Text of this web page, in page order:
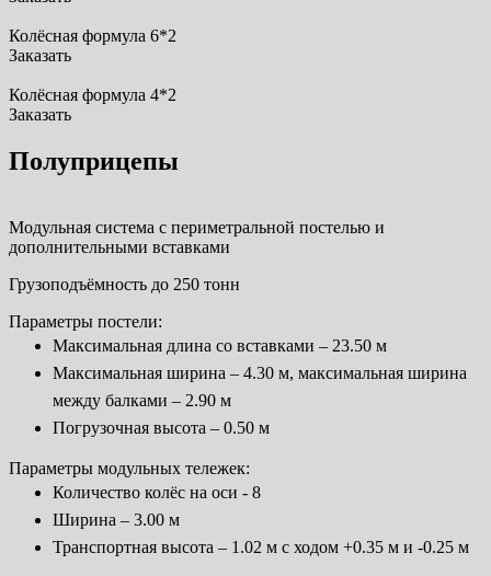
Колёсная формула 6*2
Заказать
Колёсная формула 4*2
Заказать
Полуприцепы
Модульная система с периметральной постелью и
дополнительными вставками
Грузоподъёмность до 250 тонн
Параметры постели:
Максимальная длина со вставками – 23.50 м
Максимальная ширина – 4.30 м, максимальная ширина
между балками – 2.90 м
Погрузочная высота – 0.50 м
Параметры модульных тележек:
Количество колёс на оси - 8
Ширина – 3.00 м
Транспортная высота – 1.02 м с ходом +0.35 м и -0.25 м